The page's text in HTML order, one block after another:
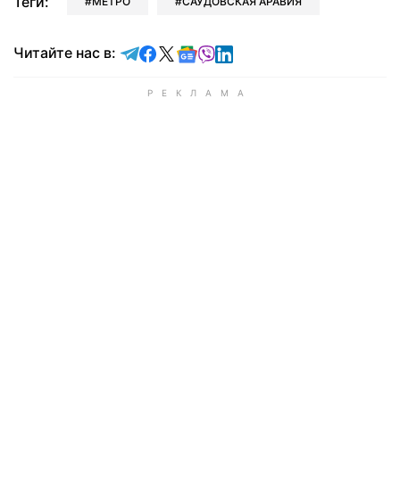
Читайте нас в: Читайте в Telegram
Читайте в Facebook
Читайте в X
Читайте в Google news
Читайте в Viber
Читайте в LinkedIn